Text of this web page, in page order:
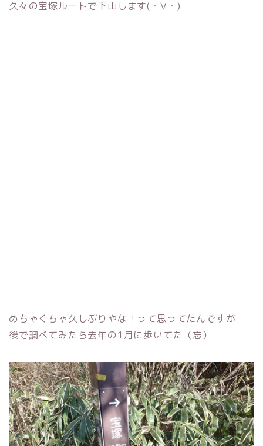
久々の宝塚ルートで下山します(・∀・)
めちゃくちゃ久しぶりやな！って思ってたんですが
後で調べてみたら去年の1月に歩いてた（忘）